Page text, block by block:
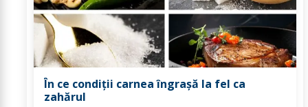
În ce condiții carnea îngrașă la fel ca
zahărul